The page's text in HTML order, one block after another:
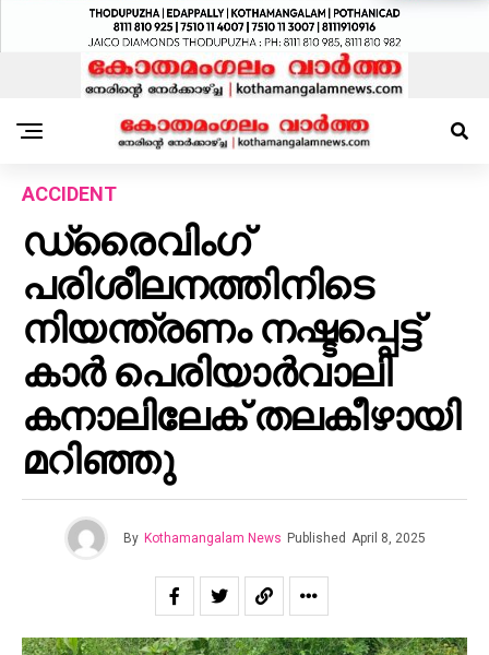
ACCIDENT
ഡ്രൈവിംഗ്
പരിശീലനത്തിനിടെ
നിയന്ത്രണം നഷ്ടപ്പെട്ട്
കാർ പെരിയാർവാലി
കനാലിലേക് തലകീഴായി
മറിഞ്ഞു
By Kothamangalam News Published April 8, 2025